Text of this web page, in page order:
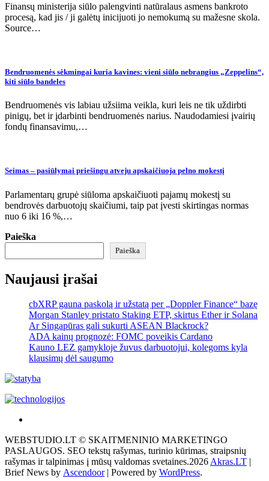
Finansų ministerija siūlo palengvinti natūralaus asmens bankroto
procesą, kad jis / ji galėtų inicijuoti jo nemokumą su mažesne skola.
Source…
Bendruomenės sėkmingai kuria kavines: vieni siūlo nebrangius „Zeppelins“,
kiti siūlo bandeles
Bendruomenės vis labiau užsiima veikla, kuri leis ne tik uždirbti
pinigų, bet ir įdarbinti bendruomenės narius. Naudodamiesi įvairių
fondų finansavimu,…
Seimas – pasiūlymai priešingu atveju apskaičiuoja pelno mokestį
Parlamentarų grupė siūloma apskaičiuoti pajamų mokestį su
bendrovės darbuotojų skaičiumi, taip pat įvesti skirtingas normas
nuo 6 iki 16 %,…
Paieška
Paieška
Naujausi įrašai
cbXRP gauna paskolą ir užstatą per „Doppler Finance“ bazę
Morgan Stanley pristato Staking ETP, skirtus Ether ir Solana
Ar Singapūras gali sukurti ASEAN Blackrock?
ADA kainų prognozė: FOMC poveikis Cardano
Kauno LEZ gamykloje žuvus darbuotojui, kolegoms kyla
klausimų dėl saugumo
tai
žemės
ploto
matavimo
WEBSTUDIO.LT © SKAITMENINIO MARKETINGO
PASLAUGOS. SEO tekstų rašymas, turinio kūrimas, straipsnių
rašymas ir talpinimas į mūsų valdomas svetaines.2026Akras.LT
Brief News by Ascendoor| Powered by WordPress.